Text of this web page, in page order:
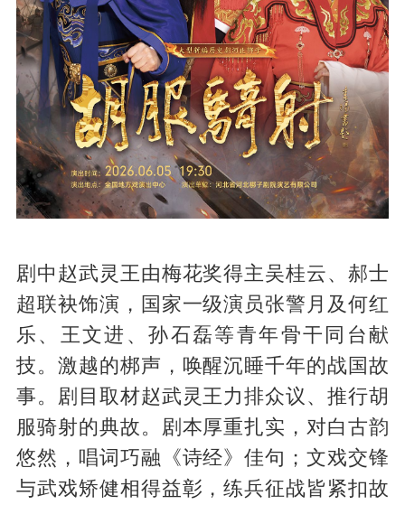
剧中赵武灵王由梅花奖得主吴桂云、郝士
超联袂饰演，国家一级演员张警月及何红
乐、王文进、孙石磊等青年骨干同台献
技。激越的梆声，唤醒沉睡千年的战国故
事。剧目取材赵武灵王力排众议、推行胡
服骑射的典故。剧本厚重扎实，对白古韵
悠然，唱词巧融《诗经》佳句；文戏交锋
与武戏矫健相得益彰，练兵征战皆紧扣故